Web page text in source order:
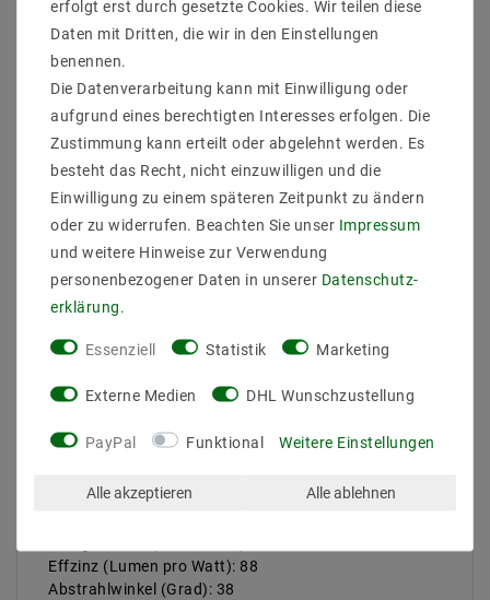
es gibt besondere Einbaurahmen welche tiefen
Einbauplatz bieten und Blendschutz.
LED mit Länge Lebensdaur bis 50000 Stunden für
Gewerblich täglich über 10 Stunden Brennenzeit
geeignt.
Lieferumfang: Leuchtmittel + Einbraurahmen +
Trafo(nicht dimmbar)
Hersteller: Mextronic
Außendurchmesser: 100 mm
Lochmaß/Fräsloch: 90 mm
Einbautief: 110 mm
Leuchtmittel:
Leistung pro Leuchtmittel: 11W
Sockel: Konstant Strom
Bauform: Einbau Module
Lichtfarb: 5000K
Effzinz (Lumen pro Watt): 88
Abstrahlwinkel (Grad): 38
erfolgt erst durch gesetzte Cookies. Wir teilen diese
Daten mit Dritten, die wir in den Einstellungen
benennen.
Die Datenverarbeitung kann mit Einwilligung oder
aufgrund eines berechtigten Interesses erfolgen. Die
Zustimmung kann erteilt oder abgelehnt werden. Es
besteht das Recht, nicht einzuwilligen und die
Einwilligung zu einem späteren Zeitpunkt zu ändern
oder zu widerrufen. Beachten Sie unser Impressum
und weitere Hinweise zur Verwendung
personenbezogener Daten in unserer Daten­schutz­
erklärung
Essenziell Statistik Marketing
Externe Medien DHL Wunschzustellung
PayPal Funktional Weitere Einstellungen
Alle akzeptieren Alle ablehnen